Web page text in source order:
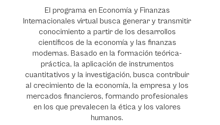
y transmitir
desarrollos
finanzas
teórica-
contribuir
empresa y los
profesionales
y los valores
La Universidad de La Sabana firmó
Homologación de Asignaturas
Preferencial con los colegios
programa de Bachillerato
Cambridge International
Advanced Placement